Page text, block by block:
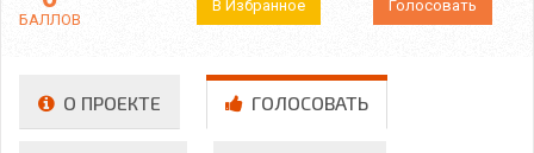
БАЛЛОВ
В Избранное Голосовать
О ПРОЕКТЕ ГОЛОСОВАТЬ